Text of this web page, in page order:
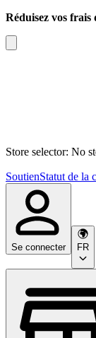
Réduisez vos frais
Store selector: No
SoutienStatut de la
Se connecter FR